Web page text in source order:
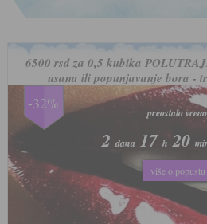
6500 rsd za 0,5 kubika
usana ili popunjavanje bora -
-32%
preostalo
2dana 17 h 20
više o popustu
preostalo
2dana 17 h 20
više o popustu